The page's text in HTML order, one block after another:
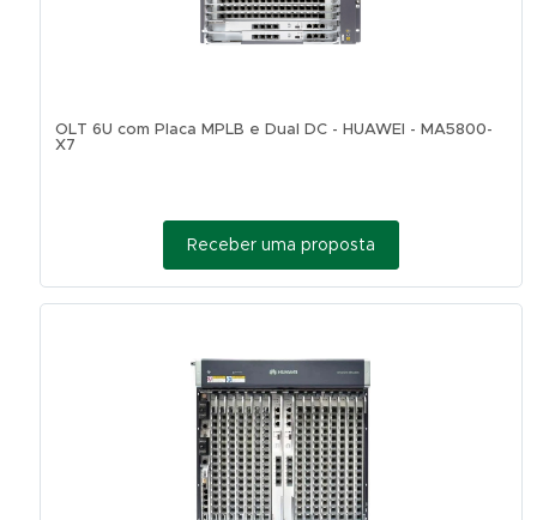
OLT 6U com Placa MPLB e Dual DC - HUAWEI - MA5800-
X7
Receber uma proposta